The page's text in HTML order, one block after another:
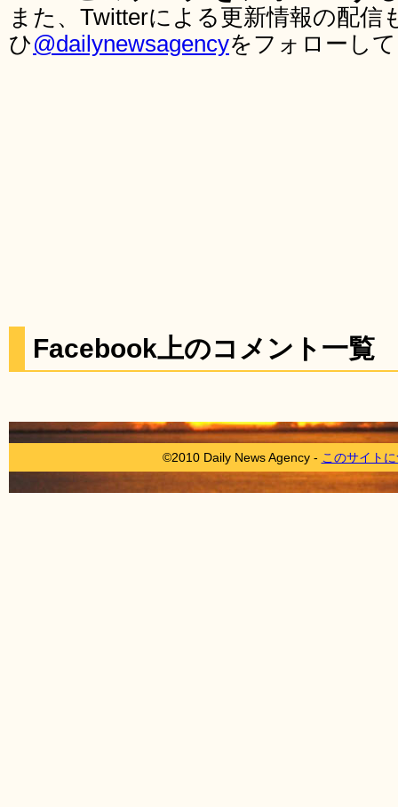
また、Twitterによる更新情報の配
ひ@dailynewsagencyをフォローし
Facebook上のコメント一覧
©2010 Daily News Agency - このサイト